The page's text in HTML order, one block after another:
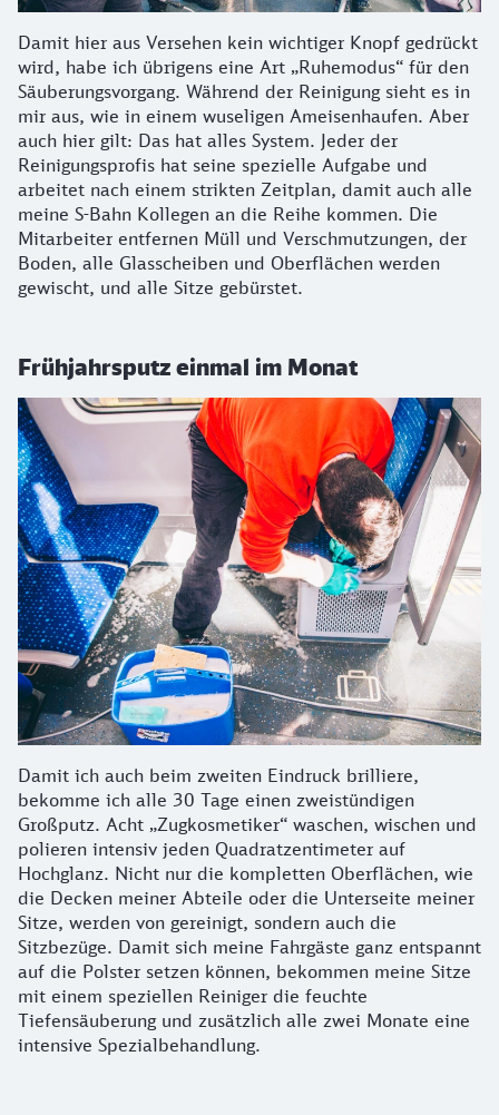
Damit hier aus Versehen kein wichtiger Knopf gedrückt
wird, habe ich übrigens eine Art „Ruhemodus“ für den
Säuberungsvorgang. Während der Reinigung sieht es in
mir aus, wie in einem wuseligen Ameisenhaufen. Aber
auch hier gilt: Das hat alles System. Jeder der
Reinigungsprofis hat seine spezielle Aufgabe und
arbeitet nach einem strikten Zeitplan, damit auch alle
meine S-Bahn Kollegen an die Reihe kommen. Die
Mitarbeiter entfernen Müll und Verschmutzungen, der
Boden, alle Glasscheiben und Oberflächen werden
gewischt, und alle Sitze gebürstet.
Frühjahrsputz einmal im Monat
Damit ich auch beim zweiten Eindruck brilliere,
bekomme ich alle 30 Tage einen zweistündigen
Großputz. Acht „Zugkosmetiker“ waschen, wischen und
polieren intensiv jeden Quadratzentimeter auf
Hochglanz. Nicht nur die kompletten Oberflächen, wie
die Decken meiner Abteile oder die Unterseite meiner
Sitze, werden von gereinigt, sondern auch die
Sitzbezüge. Damit sich meine Fahrgäste ganz entspannt
auf die Polster setzen können, bekommen meine Sitze
mit einem speziellen Reiniger die feuchte
Tiefensäuberung und zusätzlich alle zwei Monate eine
intensive Spezialbehandlung.